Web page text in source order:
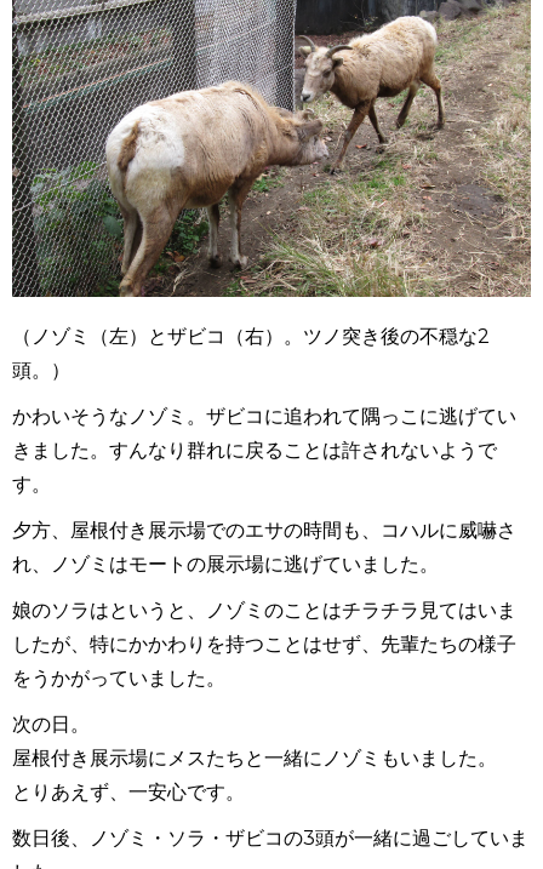
（ノゾミ（左）とザビコ（右）。ツノ突き後の不穏な2
頭。）
かわいそうなノゾミ。ザビコに追われて隅っこに逃げてい
きました。すんなり群れに戻ることは許されないようで
す。
夕方、屋根付き展示場でのエサの時間も、コハルに威嚇さ
れ、ノゾミはモートの展示場に逃げていました。
娘のソラはというと、ノゾミのことはチラチラ見てはいま
したが、特にかかわりを持つことはせず、先輩たちの様子
をうかがっていました。
次の日。
屋根付き展示場にメスたちと一緒にノゾミもいました。
とりあえず、一安心です。
数日後、ノゾミ・ソラ・ザビコの3頭が一緒に過ごしていま